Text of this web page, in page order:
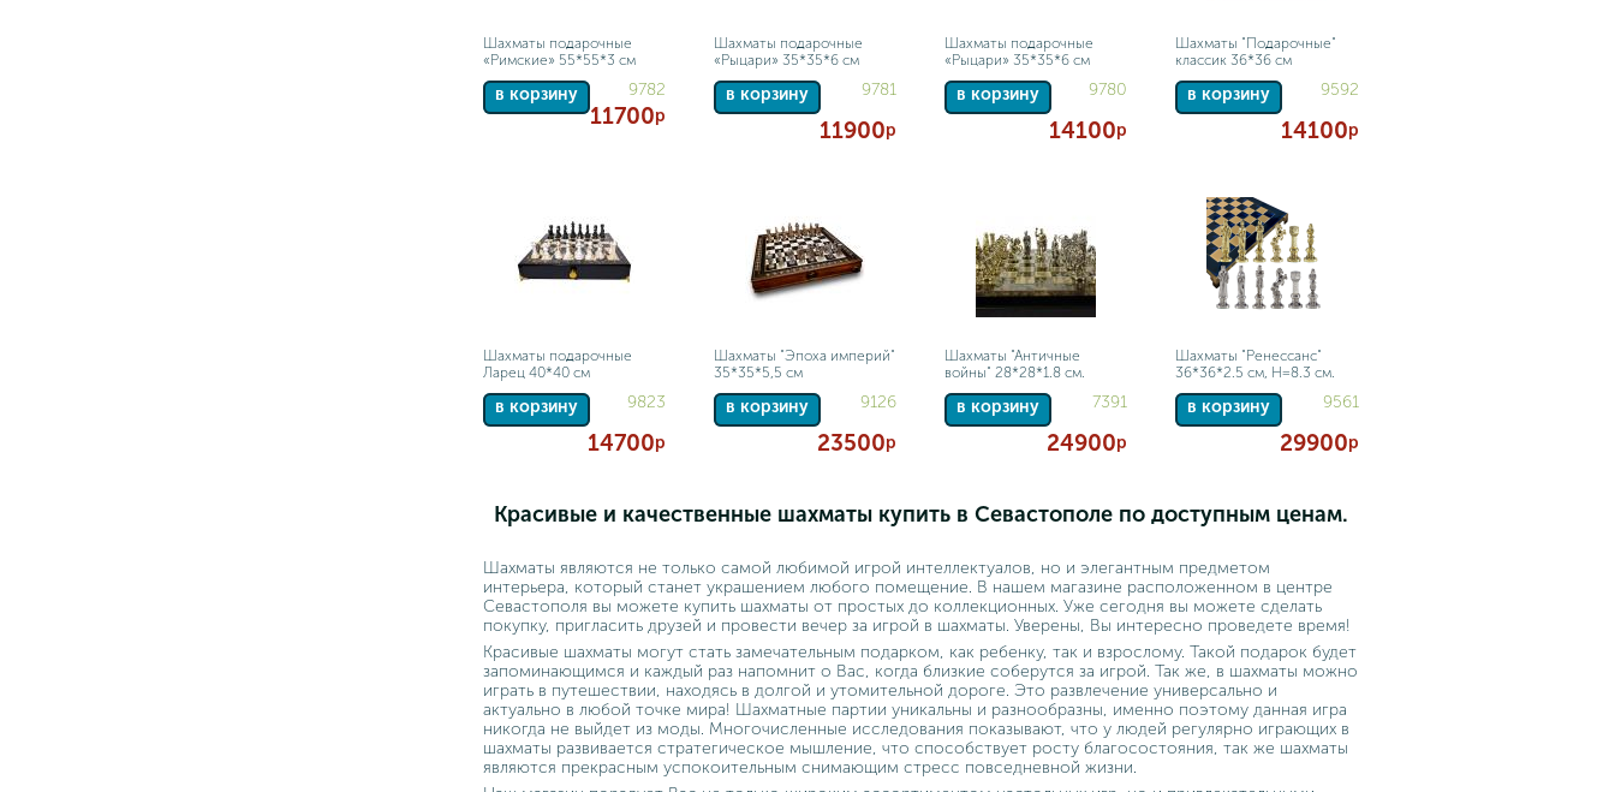
Шахматы подарочные
«Римские» 55*55*3 см
в корзину 9782
11700р
Шахматы подарочные
«Рыцари» 35*35*6 см
в корзину 9781
11900р
Шахматы подарочные
«Рыцари» 35*35*6 см
в корзину 9780
14100р
Шахматы "Подарочные"
классик 36*36 см
в корзину 9592
14100р
Шахматы подарочные
Ларец 40*40 см
в корзину 9823
14700р
Шахматы "Эпоха империй"
35*35*5,5 см
в корзину 9126
23500р
Шахматы "Античные
войны" 28*28*1.8 см.
в корзину 7391
24900р
Шахматы "Ренессанс"
36*36*2.5 см, H=8.3 см.
в корзину 9561
29900р
Красивые и качественные шахматы купить в Севастополе по доступным ценам.
Шахматы являются не только самой любимой игрой интеллектуалов, но и элегантным предметом
интерьера, который станет украшением любого помещение. В нашем магазине расположенном в центре
Севастополя вы можете купить шахматы от простых до коллекционных. Уже сегодня вы можете сделать
покупку, пригласить друзей и провести вечер за игрой в шахматы. Уверены, Вы интересно проведете время!
Красивые шахматы могут стать замечательным подарком, как ребенку, так и взрослому. Такой подарок будет
запоминающимся и каждый раз напомнит о Вас, когда близкие соберутся за игрой. Так же, в шахматы можно
играть в путешествии, находясь в долгой и утомительной дороге. Это развлечение универсально и
актуально в любой точке мира! Шахматные партии уникальны и разнообразны, именно поэтому данная игра
никогда не выйдет из моды. Многочисленные исследования показывают, что у людей регулярно играющих в
шахматы развивается стратегическое мышление, что способствует росту благосостояния, так же шахматы
являются прекрасным успокоительным снимающим стресс повседневной жизни.